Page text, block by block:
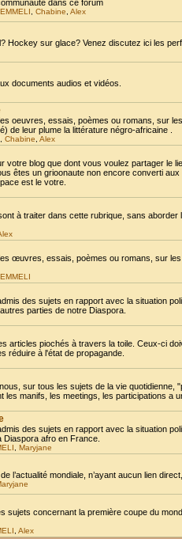
dans ce forum
Chabine Alex
Hockey sur glace? Venez discutez ici les
documents audios et vidéos.
oeuvres, essais, poèmes ou romans, sur
de leur plume la littérature négro-africaine .
Chabine Alex
votre blog que dont vous voulez partager le
êtes un grioonaute non encore converti
est le votre.
à traiter dans cette rubrique, sans
œuvres, essais, poèmes ou romans, sur
des sujets en rapport avec la situation
parties de notre Diaspora.
articles piochés à travers la toile. Ceux-ci
réduire à l'état de propagande.
sur tous les sujets de la vie
les manifs, les meetings, les participations a
des sujets en rapport avec la situation
Diaspora afro en France.
Maryjane
l’actualité mondiale, n’ayant aucun lien
sujets concernant la première coupe du
Alex